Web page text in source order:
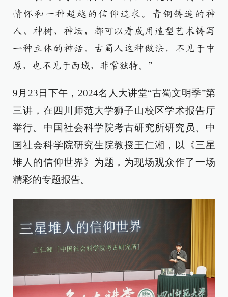
情怀和一种超越的信仰追求。青铜铸造的神
人、神树、神坛，都可以看成用造型艺术铸写
一种立体的神话。古蜀人这种做法，不见于中
原，也不见于西域，非常独特。”
9月23日下午，2024名人大讲堂“古蜀文明季”第
三讲，在四川师范大学狮子山校区学术报告厅
举行。中国社会科学院考古研究所研究员、中
国社会科学院研究生院教授王仁湘，以《三星
堆人的信仰世界》为题，为现场观众作了一场
精彩的专题报告。